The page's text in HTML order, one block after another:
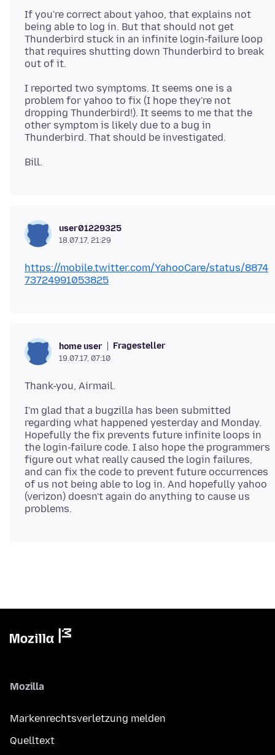
If you're correct about yahoo, that explains not
being able to log in. But that should not get
Thunderbird stuck in an infinite login-failure loop
that requires shutting down Thunderbird to break
I reported two symptoms. It seems one is a
problem for yahoo to fix (I hope they're not
dropping Thunderbird!). It seems to me that the
other symptom is likely due to a bug in
user01229325
18.07.17, 21:29
https://mobile.twitter.com/YahooCare/status/8874
73724991053825
home user Fragesteller
19.07.17, 07:10
I'm glad that a bugzilla has been submitted
regarding what happened yesterday and Monday.
Hopefully the fix prevents future infinite loops in
the login-failure code. I also hope the programmers
figure out what really caused the login failures,
and can fix the code to prevent future occurrences
of us not being able to log in. And hopefully yahoo
(verizon) doesn't again do anything to cause us
Mozilla
Markenrechtsverletzung melden
Quelltext